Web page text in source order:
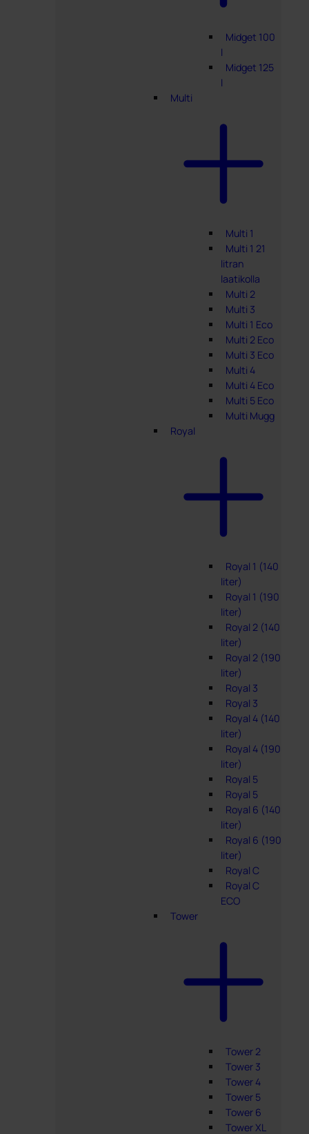
Midget 100
l
Midget 125
l
Multi
Multi 1
Multi 1 21
litran
laatikolla
Multi 2
Multi 3
Multi 1 Eco
Multi 2 Eco
Multi 3 Eco
Multi 4
Multi 4 Eco
Multi 5 Eco
Multi Mugg
Royal
Royal 1 (140
liter)
Royal 1 (190
liter)
Royal 2 (140
liter)
Royal 2 (190
liter)
Royal 3
Royal 3
Royal 4 (140
liter)
Royal 4 (190
liter)
Royal 5
Royal 5
Royal 6 (140
liter)
Royal 6 (190
liter)
Royal C
Royal C
ECO
Tower
Tower 2
Tower 3
Tower 4
Tower 5
Tower 6
Tower XL